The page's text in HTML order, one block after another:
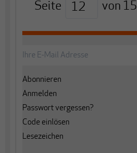
Seite von 15
Abonnieren
Anmelden
Passwort vergessen?
Code einlösen
Lesezeichen